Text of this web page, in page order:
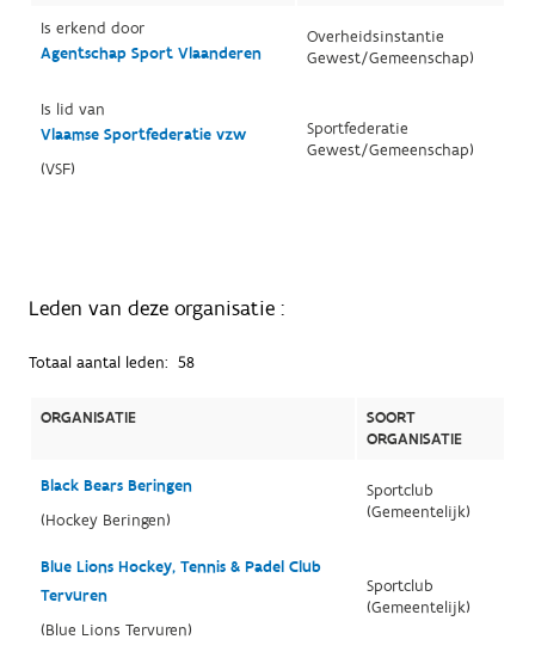
Is erkend door
Agentschap Sport Vlaanderen
Overheidsinstantie
Gewest/Gemeenschap)
Is lid van
Vlaamse Sportfederatie vzw
(VSF)
Sportfederatie
Gewest/Gemeenschap)
Leden van deze organisatie :
Totaal aantal leden: 58
ORGANISATIE
SOORT
ORGANISATIE
Black Bears Beringen
(Hockey Beringen)
Sportclub
(Gemeentelijk)
Blue Lions Hockey, Tennis & Padel Club
Tervuren
(Blue Lions Tervuren)
Sportclub
(Gemeentelijk)